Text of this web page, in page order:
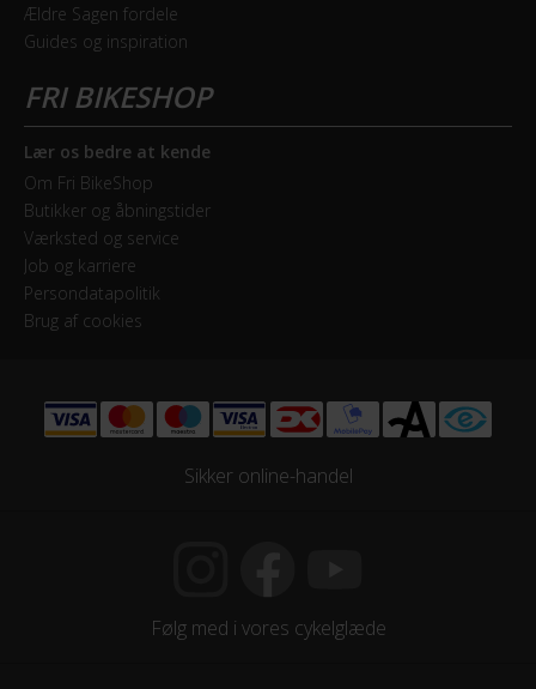
Drivlinje
Kædetræk
Geargruppe
Shimano Nexus
Geartype
Indvendige gear
Samlet antal gear
3
Shimano Shimano Nexus
Ældre Sagen fordele
Guides og inspiration
Lær os bedre at kende
Om Fri BikeShop
Butikker og åbningstider
Værksted og service
Job og karriere
Persondatapolitik
Brug af cookies
Sikker online-handel
Følg med i vores cykelglæde